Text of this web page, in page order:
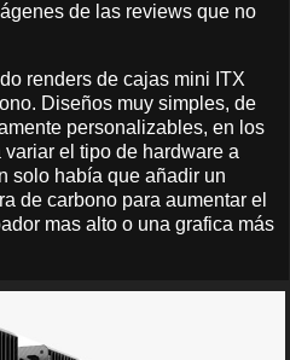
de las reviews que no
renders de cajas mini ITX
Diseños muy simples, de
personalizables, en los
el tipo de hardware a
solo había que añadir un
de carbono para aumentar el
mas alto o una grafica más